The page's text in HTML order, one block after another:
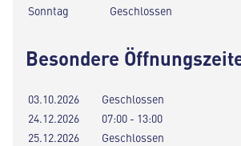
Sonntag
Geschlossen
Besondere
03.10.2026
Geschlossen
24.12.2026
07:00 - 13:00
25.12.2026
Geschlossen